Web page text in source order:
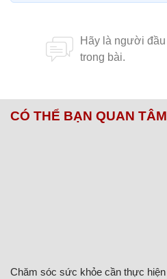
CÓ THỂ BẠN QUAN TÂM
Chăm sóc sức khỏe cần thực hiện